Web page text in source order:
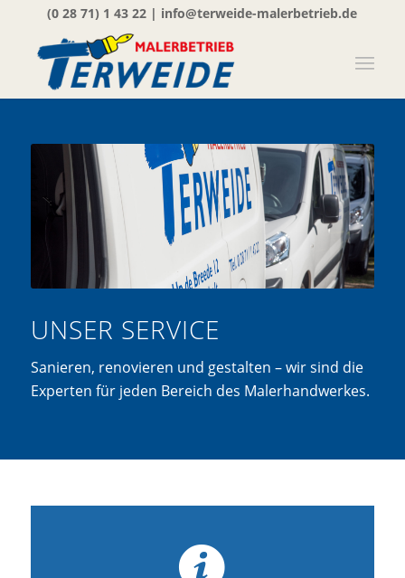
(0 28 71) 1 43 22 | info@terweide-malerbetrieb.de
UNSER SERVICE
Sanieren, renovieren und gestalten – wir sind die
Experten für jeden Bereich des Malerhandwerkes.